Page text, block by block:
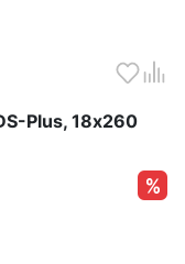
Plus, 18х260